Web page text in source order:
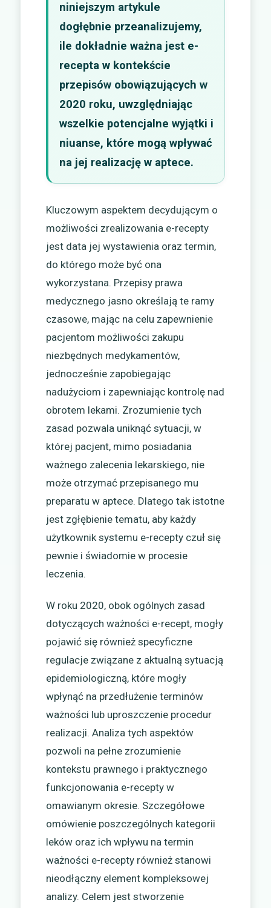
niniejszym artykule
dogłębnie przeanalizujemy,
ile dokładnie ważna jest e-
recepta w kontekście
przepisów obowiązujących w
2020 roku, uwzględniając
wszelkie potencjalne wyjątki i
niuanse, które mogą wpływać
na jej realizację w aptece.
Kluczowym aspektem decydującym o
możliwości zrealizowania e-recepty
jest data jej wystawienia oraz termin,
do którego może być ona
wykorzystana. Przepisy prawa
medycznego jasno określają te ramy
czasowe, mając na celu zapewnienie
pacjentom możliwości zakupu
niezbędnych medykamentów,
jednocześnie zapobiegając
nadużyciom i zapewniając kontrolę nad
obrotem lekami. Zrozumienie tych
zasad pozwala uniknąć sytuacji, w
której pacjent, mimo posiadania
ważnego zalecenia lekarskiego, nie
może otrzymać przepisanego mu
preparatu w aptece. Dlatego tak istotne
jest zgłębienie tematu, aby każdy
użytkownik systemu e-recepty czuł się
pewnie i świadomie w procesie
leczenia.
W roku 2020, obok ogólnych zasad
dotyczących ważności e-recept, mogły
pojawić się również specyficzne
regulacje związane z aktualną sytuacją
epidemiologiczną, które mogły
wpłynąć na przedłużenie terminów
ważności lub uproszczenie procedur
realizacji. Analiza tych aspektów
pozwoli na pełne zrozumienie
kontekstu prawnego i praktycznego
funkcjonowania e-recepty w
omawianym okresie. Szczegółowe
omówienie poszczególnych kategorii
leków oraz ich wpływu na termin
ważności e-recepty również stanowi
nieodłączny element kompleksowej
analizy. Celem jest stworzenie